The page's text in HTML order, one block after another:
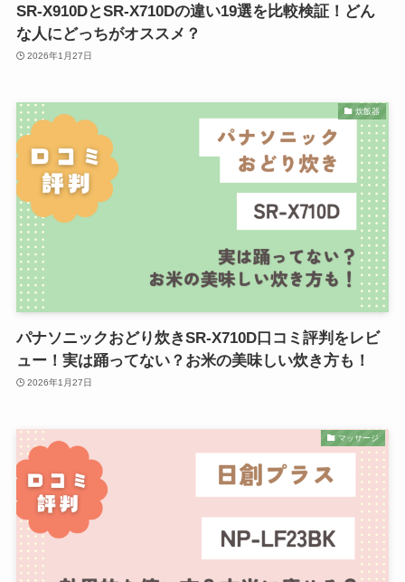
SR-X910DとSR-X710Dの違い19選を比較検証！どん
な人にどっちがオススメ？
2026年1月27日
炊飯器
パナソニックおどり炊きSR-X710D口コミ評判をレビ
ュー！実は踊ってない？お米の美味しい炊き方も！
2026年1月27日
マッサージ